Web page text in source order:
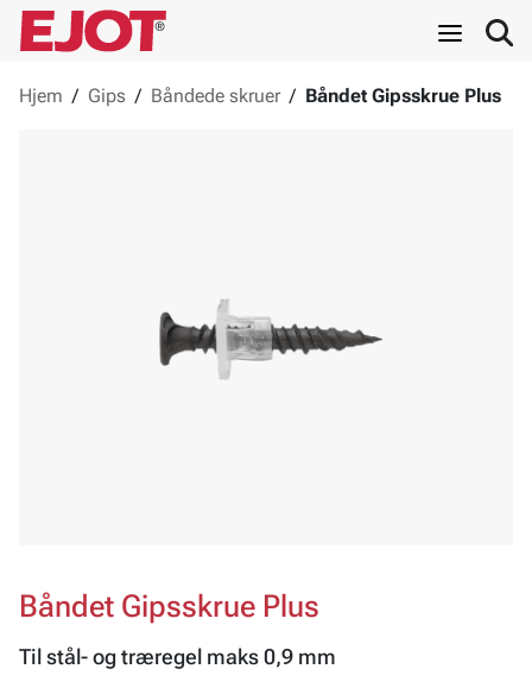
Hjem / Gips / Båndede skruer / Båndet Gipsskrue Plus
Båndet Gipsskrue Plus
Til stål- og træregel maks 0,9 mm